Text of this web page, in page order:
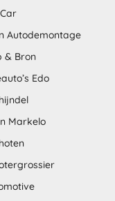
Autodemontage
& Bron
Edo
Markelo